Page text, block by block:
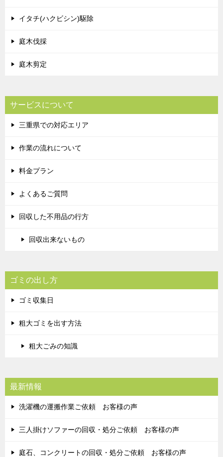
イタチ(ハクビシン)駆除
庭木伐採
庭木剪定
サービスについて
三重県での対応エリア
作業の流れについて
料金プラン
よくあるご質問
回収した不用品の行方
回収出来ないもの
ゴミの出し方
ゴミ収集日
粗大ゴミを出す方法
粗大ごみの知識
最新情報
洗濯機の運搬作業ご依頼 お客様の声
三人掛けソファーの回収・処分ご依頼 お客様の声
庭石、コンクリートの回収・処分ご依頼 お客様の声